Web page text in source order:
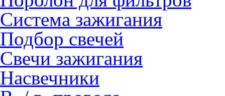
Система зажигания
Подбор свечей
Свечи зажигания
Насвечники